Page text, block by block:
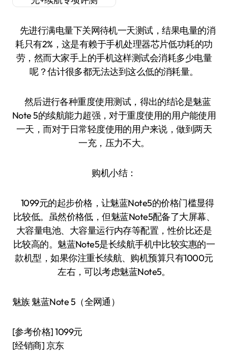
先进行满电量下关网待机一天测试，结果电量的消
耗只有2%，这是有赖于手机处理器芯片低功耗的功
劳，然而大家手上的手机这样测试会消耗多少电量
呢？估计很多都无法达到这么低的消耗量。
然后进行各种重度使用测试，得出的结论是魅蓝
Note 5的续航能力超强，对于重度使用的用户能使用
一天，而对于日常轻度使用的用户来说，做到两天
一充，压力不大。
购机小结：
1099元的起步价格，让魅蓝Note5的价格门槛显得
比较低。虽然价格低，但魅蓝Note5配备了大屏幕、
大容量电池、大容量运行内存等配置，性价比还是
比较高的。魅蓝Note5是长续航手机中比较实惠的一
款机型，如果你注重长续航、购机预算只有1000元
左右，可以考虑魅蓝Note5。
魅族 魅蓝Note 5（全网通）
[参考价格] 1099元
[经销商] 京东